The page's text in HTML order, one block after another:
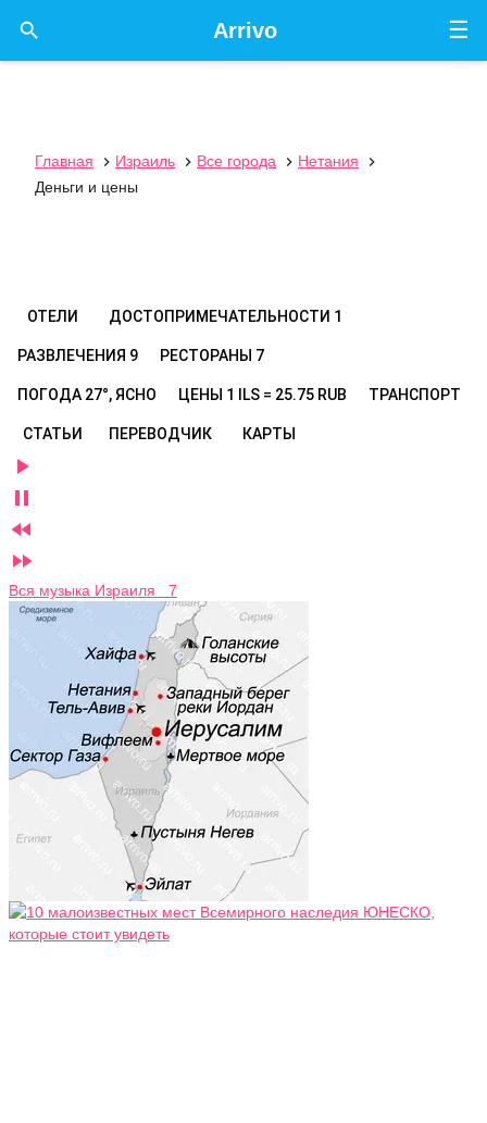
☰
Arrivo

Главная  Израиль  Все города  Нетания

Деньги и цены
ОТЕЛИ ДОСТОПРИМЕЧАТЕЛЬНОСТИ 1
РАЗВЛЕЧЕНИЯ 9 РЕСТОРАНЫ 7
ПОГОДА 27°, ЯСНО ЦЕНЫ 1 ILS = 25.75 RUB ТРАНСПОРТ
СТАТЬИ ПЕРЕВОДЧИК КАРТЫ




Вся музыка Израиля 7